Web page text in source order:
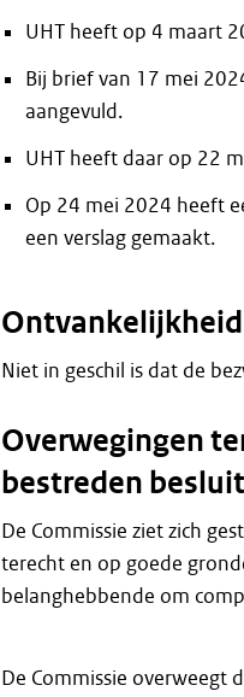
UHT heeft op 4 maart
Bij brief van 17 mei
aangevuld.
UHT heeft daar op 22
Op 24 mei 2024 heeft
een verslag gemaakt.
Niet in geschil is dat de
Overwegingen
bestreden besluit
De Commissie ziet zich
terecht en op goede
belanghebbende om
De Commissie overweegt